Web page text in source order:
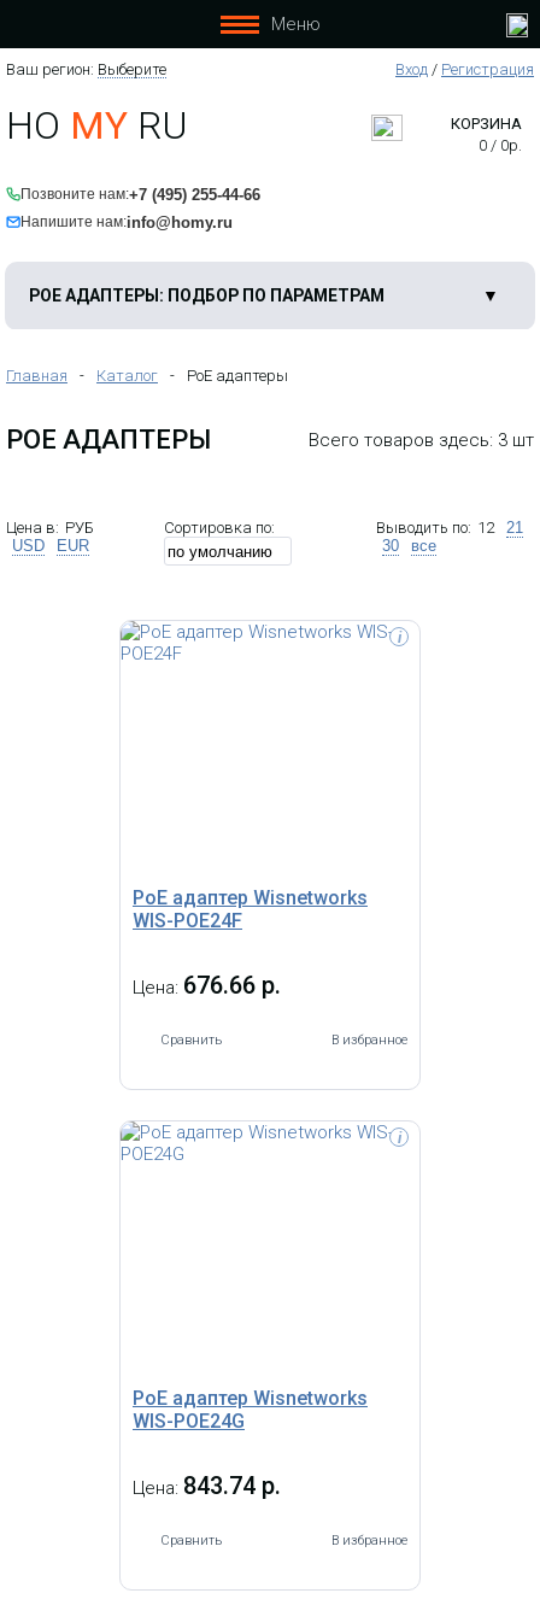
Меню
Ваш регион: Выберите Вход / Регистрация
HO MY RU
Позвоните нам:+7 (495) 255-44-66
Напишите нам:info@homy.ru
КОРЗИНА
0 / 0р.
POE АДАПТЕРЫ: ПОДБОР ПО ПАРАМЕТРАМ
Главная - Каталог - PoE адаптеры
POE АДАПТЕРЫ Всего товаров здесь: 3 шт
Цена в: РУБ
USD
EUR
Сортировка по: Выводить по: 12
21
30
все
PoE адаптер Wisnetworks
WIS-POE24F
Цена: 676.66 р.
Сравнить В избранное
i
Wisnetworks WIS-POE24F - 100-
Мбитный PoE-инжектор 24V / 0.75A.
Способен обеспечить подключенное к
Обеспечивает защиту от
перенапряжения.
PoE адаптер Wisnetworks
WIS-POE24G
Цена: 843.74 р.
Сравнить В избранное
i